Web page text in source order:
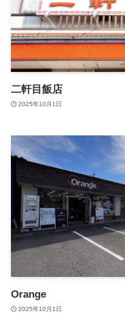
二軒目飯店
2025年10月1日
Orange
2025年10月1日